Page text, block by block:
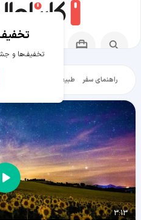
راهنمای سفر طبیعت‌گردی
3:13
تخفیف‌ها و